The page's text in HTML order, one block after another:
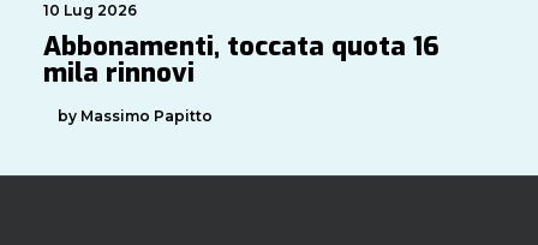
10 Lug 2026
Abbonamenti, toccata quota 16
mila rinnovi
by Massimo Papitto